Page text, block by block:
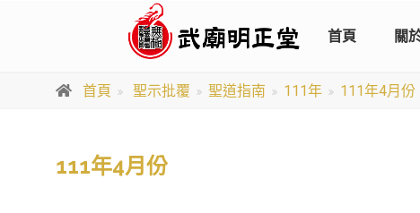
首頁 關
首頁 聖示批覆 聖道指南 111年 111年4月份
111年4月份